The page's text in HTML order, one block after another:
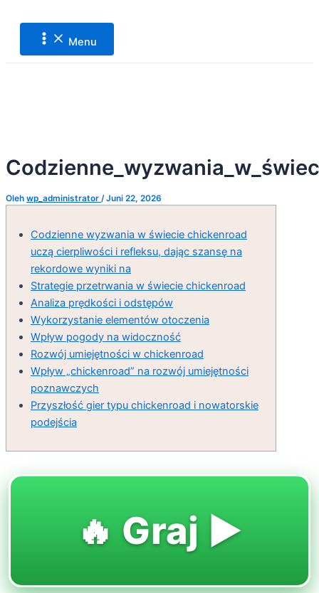
Menu
Oleh wp_administrator /Juni 22, 2026
Codzienne wyzwania w świecie chickenroad
uczą cierpliwości i refleksu, dając szansę na
rekordowe wyniki na
Strategie przetrwania w świecie chickenroad
Analiza prędkości i odstępów
Wykorzystanie elementów otoczenia
Wpływ pogody na widoczność
Rozwój umiejętności w chickenroad
Wpływ „chickenroad” na rozwój umiejętności
poznawczych
Przyszłość gier typu chickenroad i nowatorskie
podejścia
🔥 Graj ▶️
navigation